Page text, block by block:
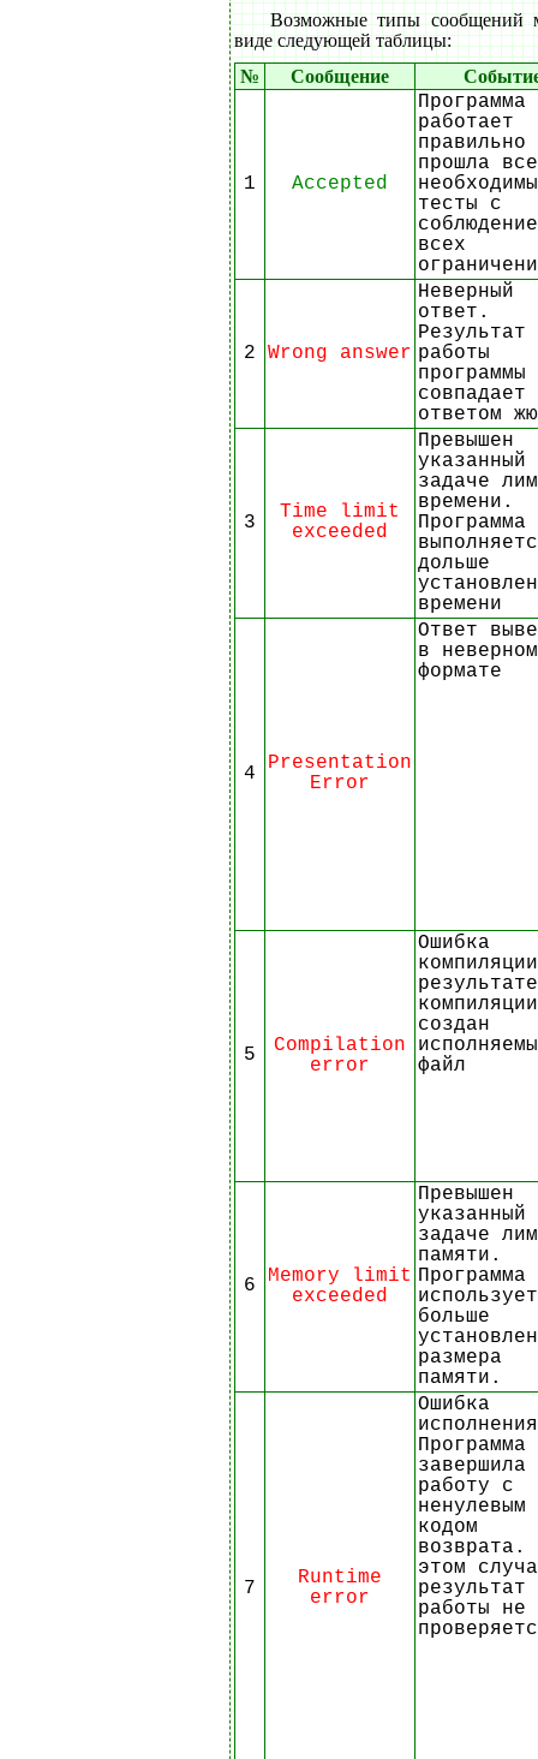
Возможные типы сообщений
виде следующей таблицы:
№
Сообщение
1 Accepted
Программа
работает
правильно
прошла все
тесты с
всех
2 Wrong answer
Неверный
ответ.
Результат
работы
программы
совпадает
ответом
3
Time limit
exceeded
Превышен
указанный
задаче
времени.
Программа
дольше
времени
4
Presentation
Error
Ответ
в неверном
формате
5
Compilation
error
Ошибка
результате
создан
файл
6
Memory limit
exceeded
Превышен
указанный
задаче
памяти.
Программа
использует
больше
размера
памяти.
7
Runtime
error
Ошибка
Программа
завершила
работу с
ненулевым
кодом
возврата.
этом
результат
работы не